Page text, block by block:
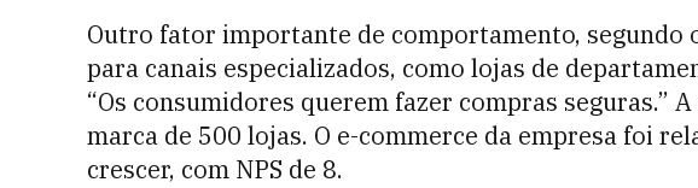
Outro fator importante de comportamento, segundo
para canais especializados, como lojas de
“Os consumidores querem fazer compras seguras.”
marca de 500 lojas. O e-commerce da empresa foi
crescer, com NPS de 8.